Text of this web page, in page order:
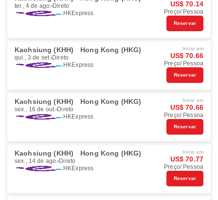
ter., 4 de ago. Direto
HKExpress
US$ 70.14
Preço/ Pessoa
Reservar
Kaohsiung (KHH) Hong Kong (HKG)
qui., 3 de set. Direto
HKExpress
Início em
US$ 70.66
Preço/ Pessoa
Reservar
Kaohsiung (KHH) Hong Kong (HKG)
sex., 16 de out. Direto
HKExpress
Início em
US$ 70.66
Preço/ Pessoa
Reservar
Kaohsiung (KHH) Hong Kong (HKG)
sex., 14 de ago. Direto
HKExpress
Início em
US$ 70.77
Preço/ Pessoa
Reservar